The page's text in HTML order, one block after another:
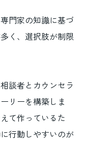
門家の知識に基づ
く、選択肢が制限
談者とカウンセラ
リーを構築しま
て作っているた
行動しやすいのが